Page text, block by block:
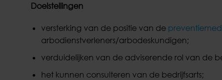
Doelstellingen
versterking van de positie van de
arbodienstverleners/arbodeskundigen;
verduidelijken van de adviserende rol van de
het kunnen consulteren van de bedrijfsarts;